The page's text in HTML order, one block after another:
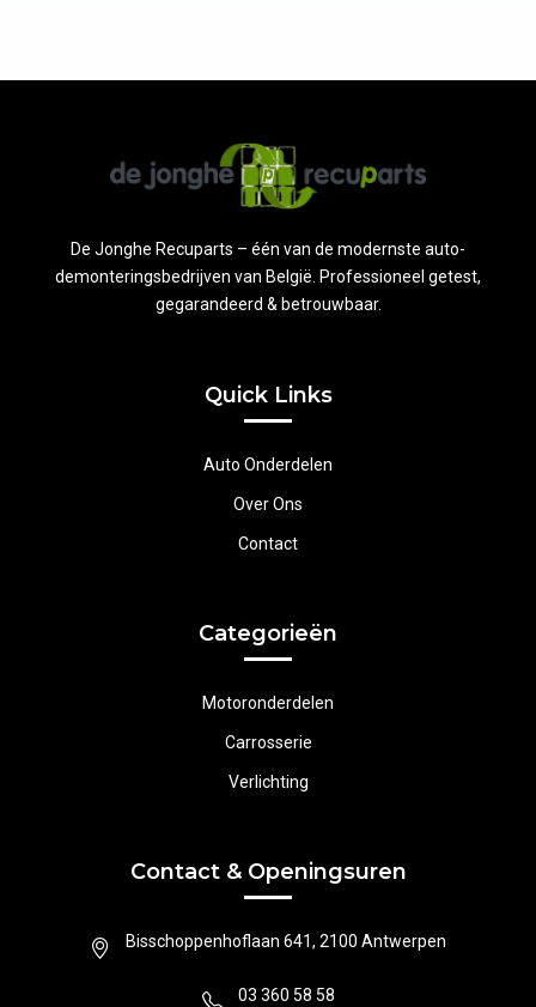
De Jonghe Recuparts – één van de modernste auto-
demonteringsbedrijven van België. Professioneel getest,
gegarandeerd & betrouwbaar.
Quick Links
Auto Onderdelen
Over Ons
Contact
Categorieën
Motoronderdelen
Carrosserie
Verlichting
Contact & Openingsuren
Bisschoppenhoflaan 641, 2100 Antwerpen
03 360 58 58